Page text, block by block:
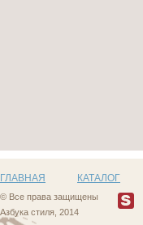
ГЛАВНАЯ КАТАЛОГ
© Все права защищены
Азбука стиля, 2014